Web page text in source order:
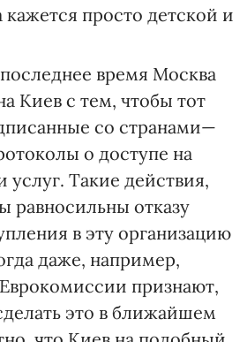
просто детской и
время Москва
Киев с тем, чтобы тот
со странами—
о доступе на
услуг. Такие действия,
равносильны отказу
в эту организацию
даже, например,
признают,
это в ближайшем